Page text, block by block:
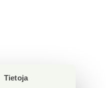
Tietoja